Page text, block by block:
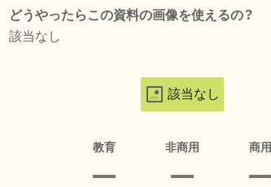
どうやったらこの資料の画像を使えるの？
該当なし
該当なし
教育 非商用 商用